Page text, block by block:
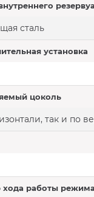
сталь
установка
цоколь
так и по
хода работы